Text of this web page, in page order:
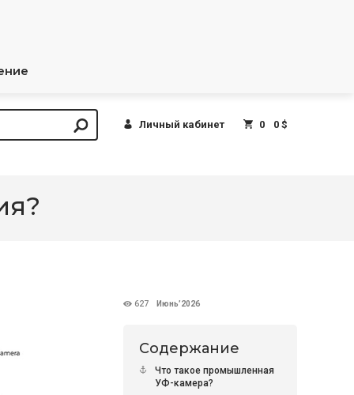
Личный кабинет 0 0 $
627 Июнь’2026
Содержание
Что такое промышленная
УФ-камера?